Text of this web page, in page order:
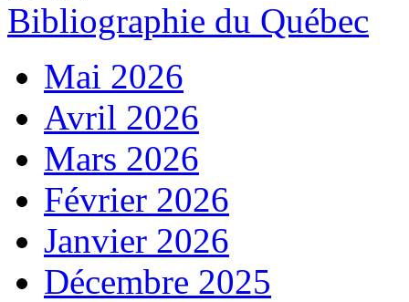
Bibliographie du Québec
Mai 2026
Avril 2026
Mars 2026
Février 2026
Janvier 2026
Décembre 2025